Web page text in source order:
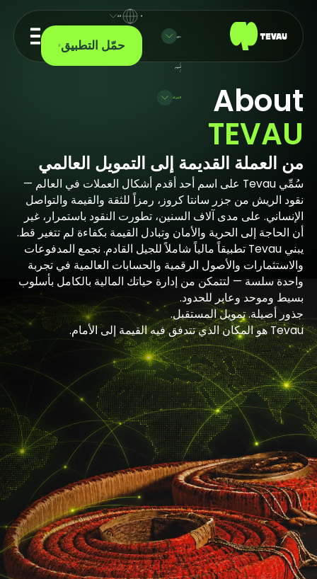
دفع
/
أسهم
/
الشركة
AR
حمّل التطبيق
About
TEVAU
من العملة القديمة إلى التمويل العالمي
سُمِّي Tevau على اسم أحد أقدم أشكال العملات في العالم —
نقود الريش من جزر سانتا كروز، رمزاً للثقة والقيمة والتواصل
الإنساني. على مدى آلاف السنين، تطورت النقود باستمرار، غير
أن الحاجة إلى الحرية والأمان وتبادل القيمة بكفاءة لم تتغير قط.
يبني Tevau تطبيقاً مالياً شاملاً للجيل القادم. نجمع المدفوعات
والاستثمارات والأصول الرقمية والحسابات العالمية في تجربة
واحدة سلسة — لتتمكن من إدارة حياتك المالية بالكامل بأسلوب
بسيط وموحد وعابر للحدود.
جذور أصيلة. تمويل المستقبل.
Tevau هو المكان الذي تتدفق فيه القيمة إلى الأمام.